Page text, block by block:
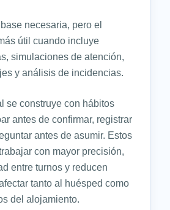
necesaria, pero el
útil cuando incluye
simulaciones de atención,
y análisis de incidencias.
se construye con hábitos
antes de confirmar, registrar
antes de asumir. Estos
con mayor precisión,
entre turnos y reducen
tanto al huésped como
del alojamiento.